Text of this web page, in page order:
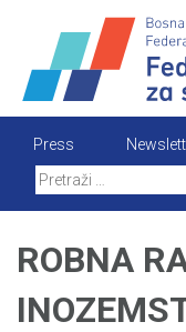
content
Press
ROBNA